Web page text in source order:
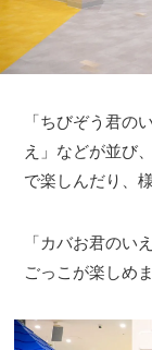
「ちびぞう君の
え」などが並び
で楽しんだり、
「カバお君のい
ごっこが楽しめま